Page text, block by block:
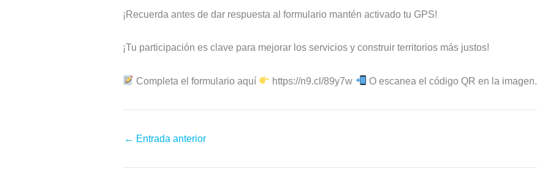
¡Recuerda antes de dar respuesta al formulario mantén activado tu GPS!
¡Tu participación es clave para mejorar los servicios y construir territorios más justos!
Completa el formulario aquí https://n9.cl/89y7w O escanea el código QR en la imagen.
← Entrada anterior